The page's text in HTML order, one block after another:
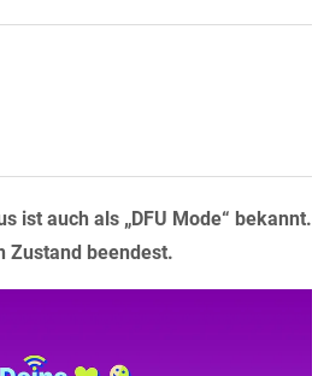
ist auch als „DFU Mode“ bekannt.
Zustand beendest.